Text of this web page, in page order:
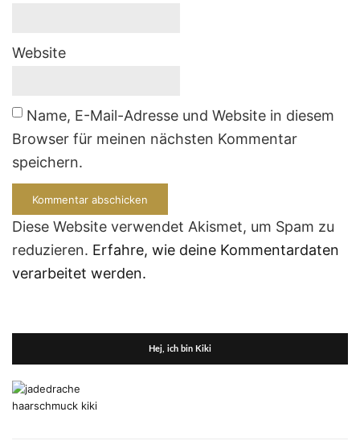
Website
Name, E-Mail-Adresse und Website in diesem
Browser für meinen nächsten Kommentar
speichern.
Diese Website verwendet Akismet, um Spam zu
reduzieren. Erfahre, wie deine Kommentardaten
verarbeitet werden.
Hej, ich bin Kiki